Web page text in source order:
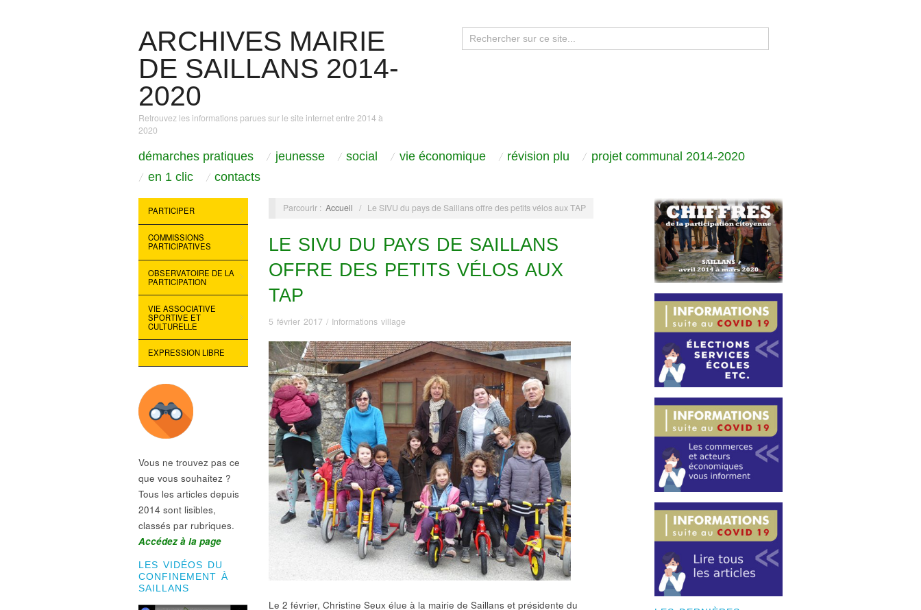
ARCHIVES MAIRIE
DE SAILLANS 2014-
2020
Retrouvez les informations parues sur le site internet entre 2014 à
2020
démarches pratiques jeunesse social vie économique révision plu
projet communal 2014-2020
en 1 clic
contacts
PARTICIPER
COMMISSIONS
PARTICIPATIVES
OBSERVATOIRE DE LA
PARTICIPATION
VIE ASSOCIATIVE
SPORTIVE ET
CULTURELLE
EXPRESSION LIBRE
Vous ne trouvez pas ce
que vous souhaitez ?
Tous les articles depuis
2014 sont lisibles,
classés par rubriques.
Accédez à la page
LES VIDÉOS DU
CONFINEMENT À
SAILLANS
Parcourir : Accueil / Le SIVU du pays de Saillans offre des petits vélos aux TAP
LE SIVU DU PAYS DE SAILLANS
OFFRE DES PETITS VÉLOS AUX
TAP
5 février 2017 / Informations village
Le 2 février, Christine Seux élue à la mairie de Saillans et présidente du